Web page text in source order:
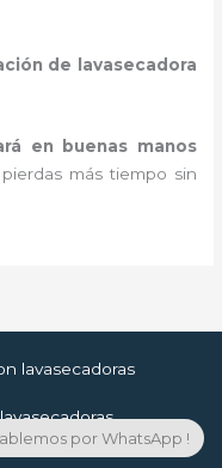
de lavasecadora
en buenas manos
más tiempo sin
lavasecadoras
por WhatsApp !